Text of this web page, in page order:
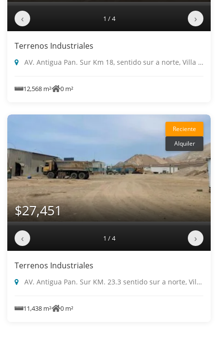
‹ 1 / 4 ›
Terrenos Industriales
AV. Antigua Pan. Sur Km 18, sentido sur a norte, Villa El Salvador
12,568 m² 0 m²
Reciente
Alquiler
$27,451
‹ 1 / 4 ›
Terrenos Industriales
AV. Antigua Pan. Sur KM. 23.3 sentido sur a norte, Villa El Salvador
11,438 m² 0 m²